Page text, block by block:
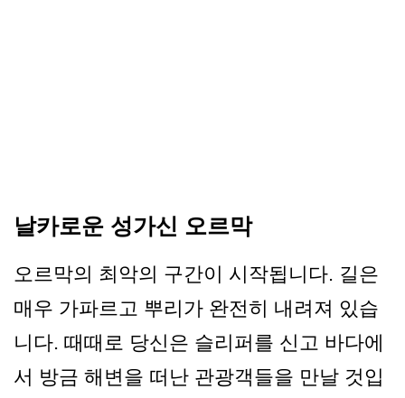
날카로운 성가신 오르막
오르막의 최악의 구간이 시작됩니다. 길은
매우 가파르고 뿌리가 완전히 내려져 있습
니다. 때때로 당신은 슬리퍼를 신고 바다에
서 방금 해변을 떠난 관광객들을 만날 것입